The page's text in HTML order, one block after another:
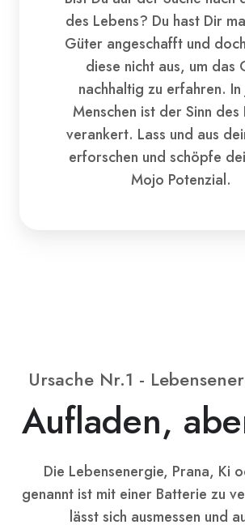
des Lebens? Du hast Dir
Güter angeschafft und
diese nicht aus, um das
nachhaltig zu erfahren.
Menschen ist der Sinn des
verankert. Lass und aus
erforschen und schöpfe
Mojo Potenzial.
Ursache Nr.1 -
Aufladen,
Die Lebensenergie, Prana, Ki
genannt ist mit einer Batterie zu
lässt sich ausmessen und